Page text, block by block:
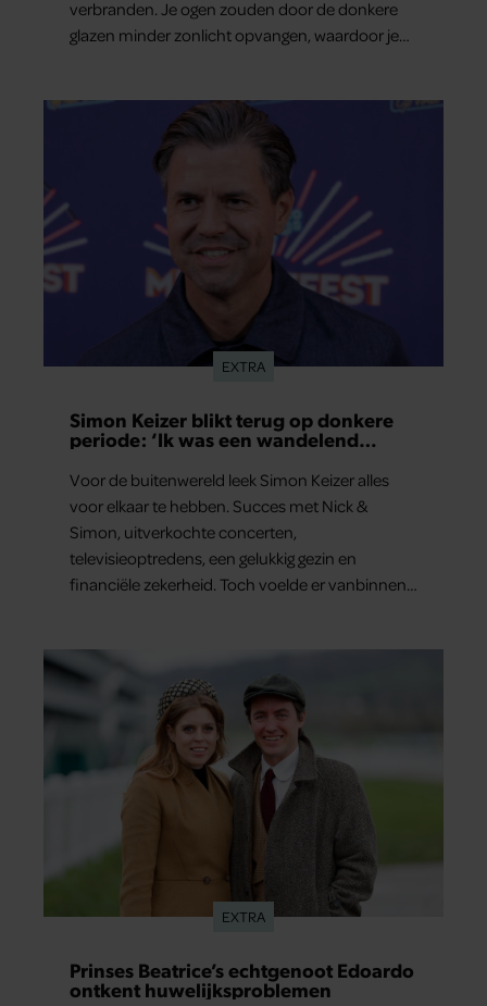
verbranden. Je ogen zouden door de donkere
glazen minder zonlicht opvangen, waardoor je
EXTRA
Simon Keizer blikt terug op donkere
periode: ‘Ik was een wandelend
Voor de buitenwereld leek Simon Keizer alles
voor elkaar te hebben. Succes met Nick &
Simon, uitverkochte concerten,
televisieoptredens, een gelukkig gezin en
financiële zekerheid. Toch voelde er vanbinnen
dat hij lange tijd vooral overleefde en steeds
verder van zijn gevoel verwijderd raakte.
EXTRA
Prinses Beatrice’s echtgenoot Edoardo
ontkent huwelijksproblemen